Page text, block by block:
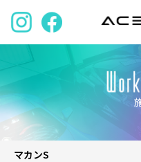
マカンS